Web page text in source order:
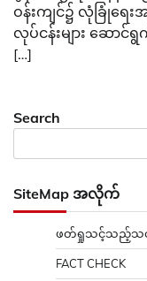
ဝန်းကျင်၌ လုံခြုံရေး
လုပ်ငန်းများ ဆောင်
[…]
Search
SiteMap အလိုက်
ဖတ်ရှုသင့်သည့်သတင်
FACT CHECK